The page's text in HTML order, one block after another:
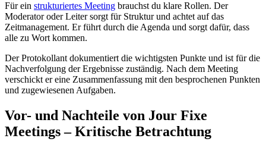
Für ein strukturiertes Meeting brauchst du klare Rollen. Der
Moderator oder Leiter sorgt für Struktur und achtet auf das
Zeitmanagement. Er führt durch die Agenda und sorgt dafür, dass
alle zu Wort kommen.
Der Protokollant dokumentiert die wichtigsten Punkte und ist für die
Nachverfolgung der Ergebnisse zuständig. Nach dem Meeting
verschickt er eine Zusammenfassung mit den besprochenen Punkten
und zugewiesenen Aufgaben.
Vor- und Nachteile von Jour Fixe
Meetings – Kritische Betrachtung